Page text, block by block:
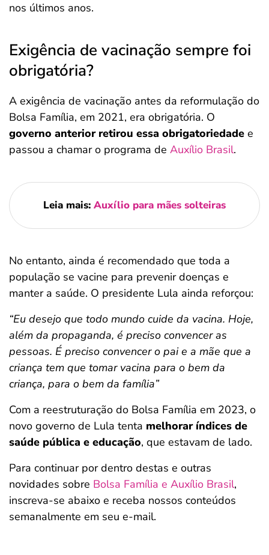
nos últimos anos.
Exigência de vacinação sempre foi
obrigatória?
A exigência de vacinação antes da reformulação do
Bolsa Família, em 2021, era obrigatória. O
governo anterior retirou essa obrigatoriedade e
passou a chamar o programa de Auxílio Brasil.
Leia mais: Auxílio para mães solteiras
No entanto, ainda é recomendado que toda a
população se vacine para prevenir doenças e
manter a saúde. O presidente Lula ainda reforçou:
“Eu desejo que todo mundo cuide da vacina. Hoje,
além da propaganda, é preciso convencer as
pessoas. É preciso convencer o pai e a mãe que a
criança tem que tomar vacina para o bem da
criança, para o bem da família”
Com a reestruturação do Bolsa Família em 2023, o
novo governo de Lula tenta melhorar índices de
saúde pública e educação, que estavam de lado.
Para continuar por dentro destas e outras
novidades sobre Bolsa Família e Auxílio Brasil,
inscreva-se abaixo e receba nossos conteúdos
semanalmente em seu e-mail.